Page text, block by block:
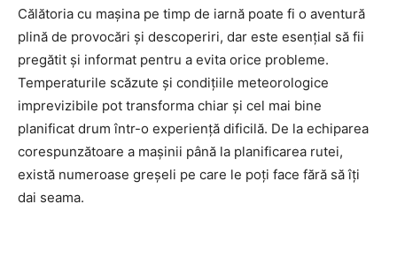
Călătoria cu mașina pe timp de iarnă poate fi o aventură
plină de provocări și descoperiri, dar este esențial să fii
pregătit și informat pentru a evita orice probleme.
Temperaturile scăzute și condițiile meteorologice
imprevizibile pot transforma chiar și cel mai bine
planificat drum într-o experiență dificilă. De la echiparea
corespunzătoare a mașinii până la planificarea rutei,
există numeroase greșeli pe care le poți face fără să îți
dai seama.